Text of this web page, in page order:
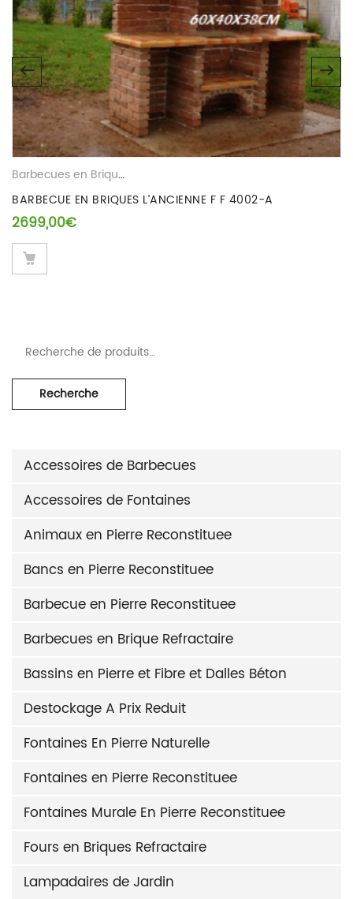
possibilité de laisser un avis.
Barbecues en Brique Refractaire
BARBECUE EN BRIQUES L’ANCIENNE F F 4002-A
2699,00€
Recherche
Accessoires de Barbecues
Accessoires de Fontaines
Animaux en Pierre Reconstituee
Bancs en Pierre Reconstituee
Barbecue en Pierre Reconstituee
Barbecues en Brique Refractaire
Bassins en Pierre et Fibre et Dalles Béton
Destockage A Prix Reduit
Fontaines En Pierre Naturelle
Fontaines en Pierre Reconstituee
Fontaines Murale En Pierre Reconstituee
Fours en Briques Refractaire
Lampadaires de Jardin